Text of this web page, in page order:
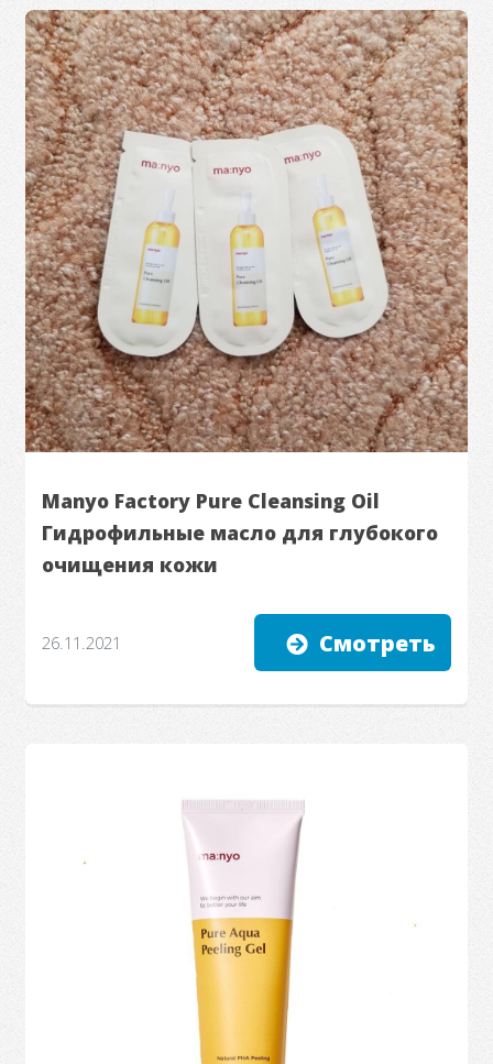
Manyo Factory Pure Cleansing Oil
Гидрофильные масло для глубокого
очищения кожи
26.11.2021 Смотреть